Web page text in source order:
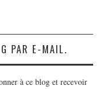
PAR E-MAIL.
à ce blog et recevoir